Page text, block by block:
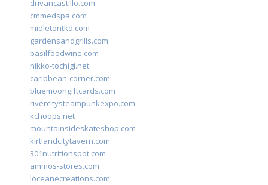
drivancastillo.com
cmmedspa.com
midletontkd.com
gardensandgrills.com
basilfoodwine.com
nikko-tochigi.net
caribbean-corner.com
bluemoongiftcards.com
rivercitysteampunkexpo.com
kchoops.net
mountainsideskateshop.com
kirtlandcitytavern.com
301nutritionspot.com
ammos-stores.com
loceanecreations.com